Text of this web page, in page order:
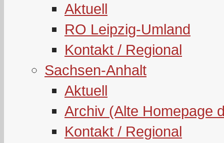
Aktuell
RO Leipzig-Umland
Kontakt / Regional
Sachsen-Anhalt
Aktuell
Archiv (Alte Homepage
Kontakt / Regional